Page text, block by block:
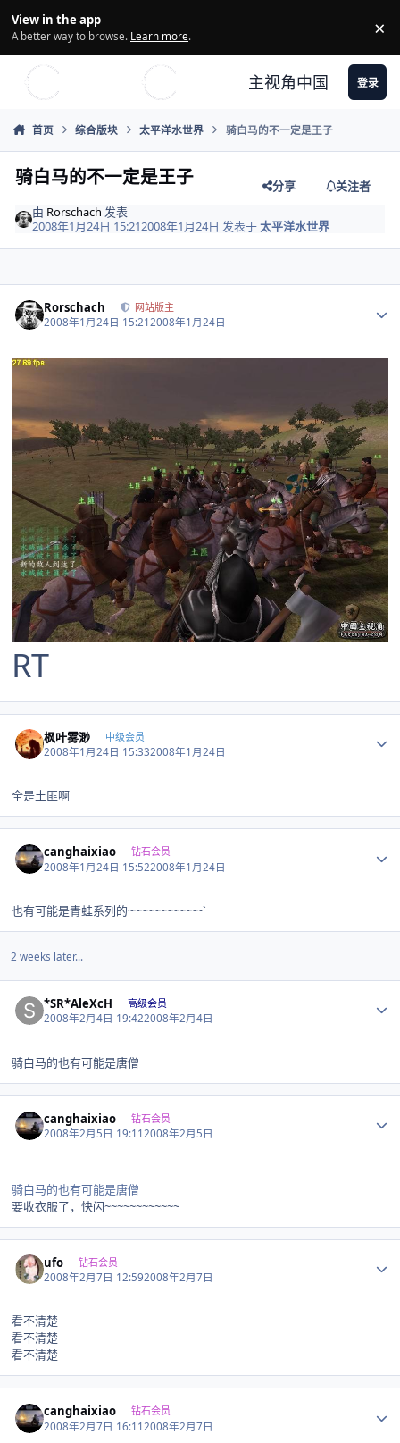
View in the app
A better way to browse. Learn more. ×
主视角中国 登录
首页 综合版块 太平洋水世界 骑白马的不一定是王子
骑白马的不一定是王子 分享
关注者
由 Rorschach 发表
2008年1月24日 15:212008年1月24日 发表于太平洋水世界
Rorschach 网站版主
2008年1月24日 15:212008年1月24日
RT
枫叶雾渺 中级会员
2008年1月24日 15:332008年1月24日
全是土匪啊
canghaixiao 钻石会员
2008年1月24日 15:522008年1月24日
也有可能是青蛙系列的~~~~~~~~~~~~`
2 weeks later...
*SR*AleXcH 高级会员
2008年2月4日 19:422008年2月4日
骑白马的也有可能是唐僧
canghaixiao 钻石会员
2008年2月5日 19:112008年2月5日
骑白马的也有可能是唐僧
要收衣服了，快闪~~~~~~~~~~~~
ufo 钻石会员
2008年2月7日 12:592008年2月7日
看不清楚
看不清楚
看不清楚
canghaixiao 钻石会员
2008年2月7日 16:112008年2月7日